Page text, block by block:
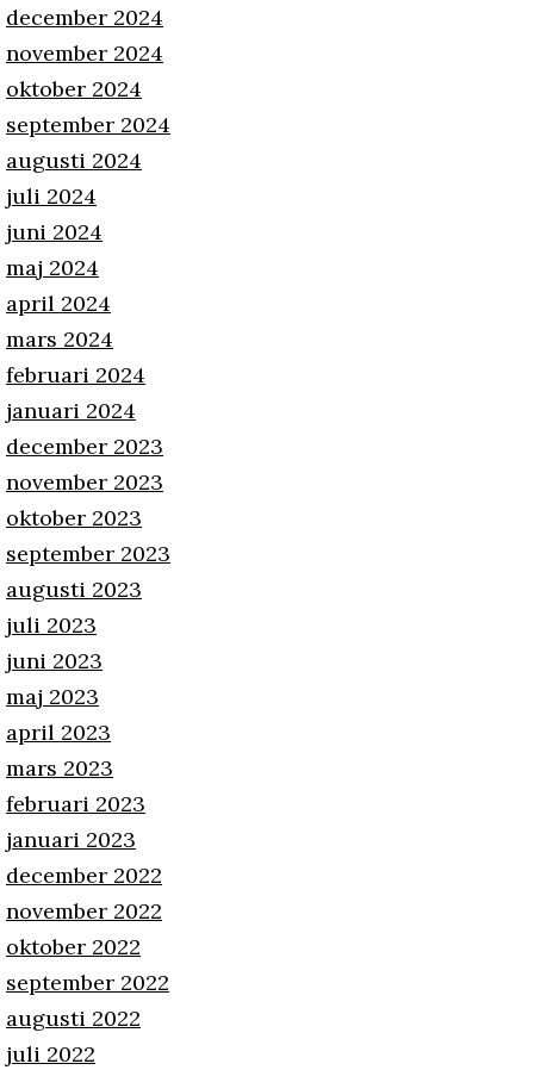
december 2024
november 2024
oktober 2024
september 2024
augusti 2024
juli 2024
juni 2024
maj 2024
april 2024
mars 2024
februari 2024
januari 2024
december 2023
november 2023
oktober 2023
september 2023
augusti 2023
juli 2023
juni 2023
maj 2023
april 2023
mars 2023
februari 2023
januari 2023
december 2022
november 2022
oktober 2022
september 2022
augusti 2022
juli 2022